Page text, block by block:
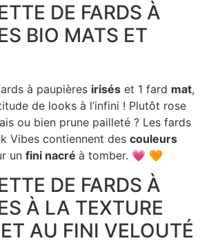
DE FARDS À
BIO MATS ET
à paupières irisés et 1 fard mat,
de looks à l’infini ! Plutôt rose
ou bien prune pailleté ? Les fards
Vibes contiennent des couleurs
un fini nacré à tomber. 💗 🧡
DE FARDS À
À LA TEXTURE
AU FINI VELOUTÉ